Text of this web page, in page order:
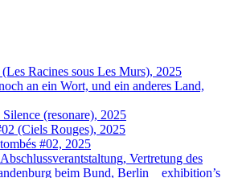
Racines sous Les Murs), 2025
an ein Wort, und ein anderes Land,
(resonare), 2025
(Ciels Rouges), 2025
#02, 2025
Vertretung des
beim Bund, Berlin _ exhibition’s